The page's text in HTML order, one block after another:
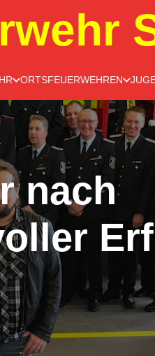
ORTSFEUERWEHREN
nach